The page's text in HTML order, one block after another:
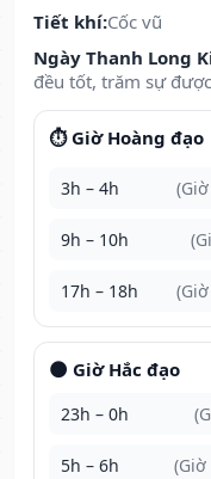
Tiết khí:Cốc vũ
Ngày Thanh Long
đều tốt, trăm sự
⏱️ Giờ Hoàng đạo
3h – 4h
9h – 10h
17h – 18h
🌑 Giờ Hắc đạo
23h – 0h
5h – 6h (Giờ